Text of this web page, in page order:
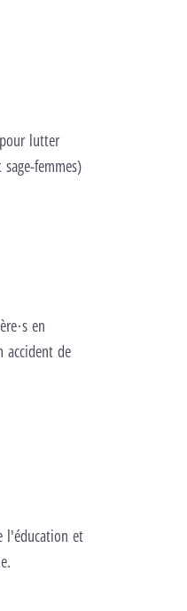
lutter
femmes)
en
accident de
l'éducation et